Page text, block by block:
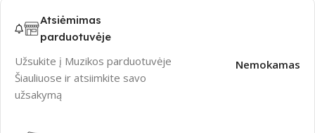
Atsiėmimas
parduotuvėje
Užsukite į Muzikos parduotuvėje
Šiauliuose ir atsiimkite savo
užsakymą
Nemokamas